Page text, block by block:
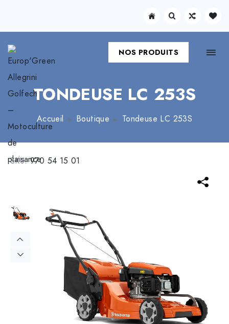
NOS PRODUITS
TONDEUSE LC 253S
Accueil Boutique Tondeuse LC 253S
SKU:970 54 15 01